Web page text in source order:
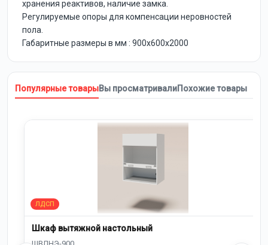
хранения реактивов, наличие замка.
Регулируемые опоры для компенсации неровностей
пола.
Габаритные размеры в мм : 900х600х2000
Популярные товарыВы просматривалиПохожие товары
Шкаф вытяжной настольный